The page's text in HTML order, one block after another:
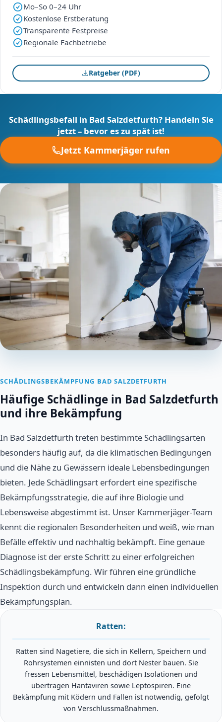
Mo–So 0–24 Uhr
Kostenlose Erstberatung
Transparente Festpreise
Regionale Fachbetriebe
Ratgeber (PDF)
Schädlingsbefall in Bad Salzdetfurth? Handeln Sie
jetzt – bevor es zu spät ist!
Jetzt Kammerjäger rufen
SCHÄDLINGSBEKÄMPFUNG BAD SALZDETFURTH
Häufige Schädlinge in Bad Salzdetfurth
und ihre Bekämpfung
In Bad Salzdetfurth treten bestimmte Schädlingsarten
besonders häufig auf, da die klimatischen Bedingungen
und die Nähe zu Gewässern ideale Lebensbedingungen
bieten. Jede Schädlingsart erfordert eine spezifische
Bekämpfungsstrategie, die auf ihre Biologie und
Lebensweise abgestimmt ist. Unser Kammerjäger-Team
kennt die regionalen Besonderheiten und weiß, wie man
Befälle effektiv und nachhaltig bekämpft. Eine genaue
Diagnose ist der erste Schritt zu einer erfolgreichen
Schädlingsbekämpfung. Wir führen eine gründliche
Inspektion durch und entwickeln dann einen individuellen
Bekämpfungsplan.
Ratten:
Ratten sind Nagetiere, die sich in Kellern, Speichern und
Rohrsystemen einnisten und dort Nester bauen. Sie
fressen Lebensmittel, beschädigen Isolationen und
übertragen Hantaviren sowie Leptospiren. Eine
Bekämpfung mit Ködern und Fallen ist notwendig, gefolgt
von Verschlussmaßnahmen.